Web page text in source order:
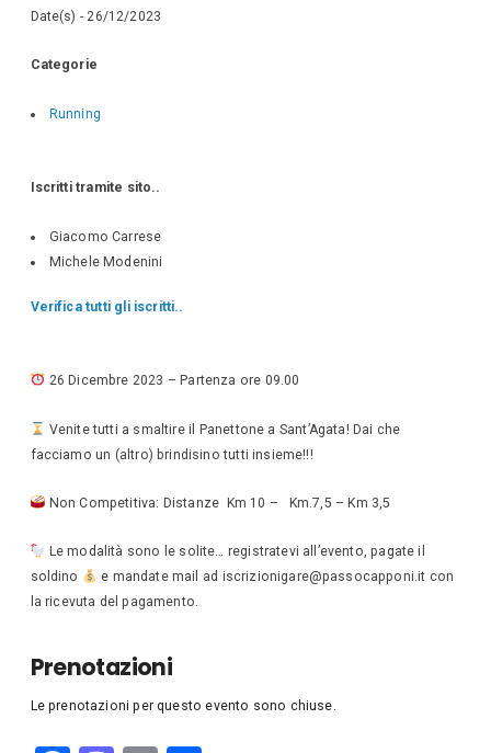
Date(s) - 26/12/2023
Categorie
Running
Iscritti tramite sito..
Giacomo Carrese
Michele Modenini
Verifica tutti gli iscritti..
26 Dicembre 2023 – Partenza ore 09.00
Venite tutti a smaltire il Panettone a Sant’Agata! Dai che
facciamo un (altro) brindisino tutti insieme!!!
Non Competitiva: Distanze Km 10 – Km.7,5 – Km 3,5
Le modalità sono le solite… registratevi all’evento, pagate il
soldino
e mandate mail ad iscrizionigare@passocapponi.it con
la ricevuta del pagamento.
Prenotazioni
Le prenotazioni per questo evento sono chiuse.